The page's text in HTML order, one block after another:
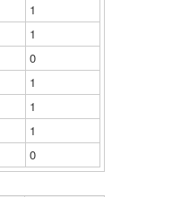
1
1
0
1
1
1
0